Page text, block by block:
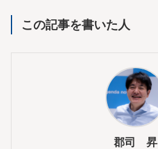
この記事を書いた人
郡司 昇